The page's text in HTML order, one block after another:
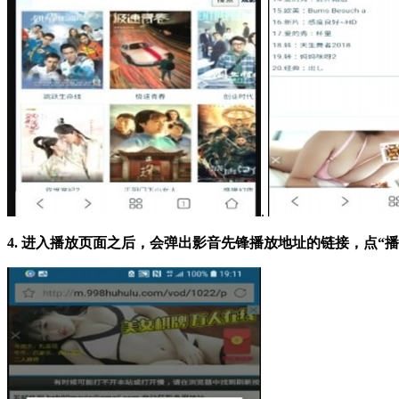
.
4. 进入播放页面之后，会弹出影音先锋播放地址的链接，点“